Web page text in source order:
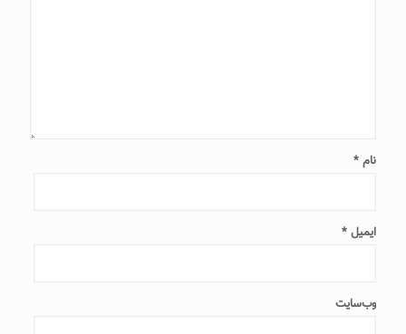
نام *
ایمیل *
وب‌سایت